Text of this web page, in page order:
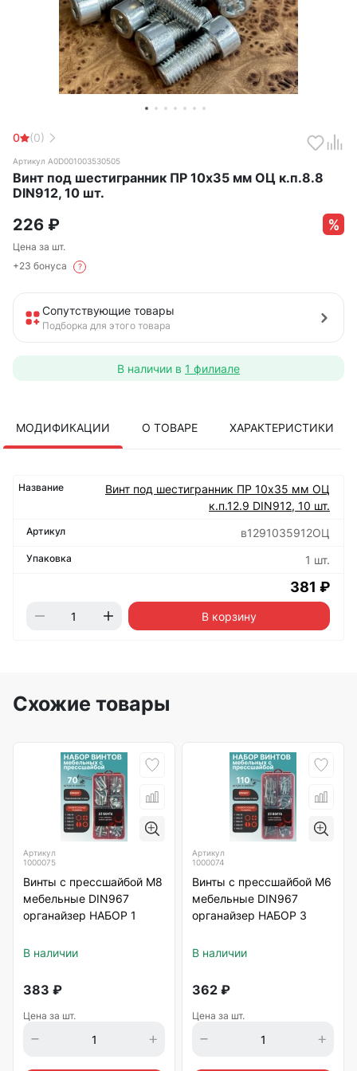
0 (0)
Артикул А0D001003530505
Винт под шестигранник ПР 10х35 мм ОЦ к.п.8.8
DIN912, 10 шт.
226 ₽
Цена за шт.
+23 бонуса
?
Сопутствующие товары
Подборка для этого товара
В наличии в 1 филиале
МОДИФИКАЦИИ О ТОВАРЕ ХАРАКТЕРИСТИКИ
Винт под шестигранник ПР 10х35 мм ОЦ
к.п.12.9 DIN912, 10 шт.
в1291035912ОЦ
1 шт.
381 ₽
В корзину
Схожие товары
Артикул
1000075
Винты с прессшайбой М8
мебельные DIN967
органайзер НАБОР 1
В наличии
383 ₽
Цена за шт.
Артикул
1000074
Винты с прессшайбой М6
мебельные DIN967
органайзер НАБОР 3
В наличии
362 ₽
Цена за шт.